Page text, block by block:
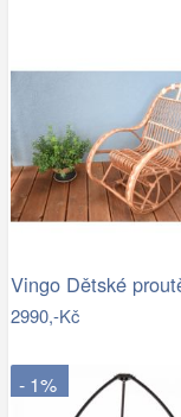
2990,-Kč
- 1%